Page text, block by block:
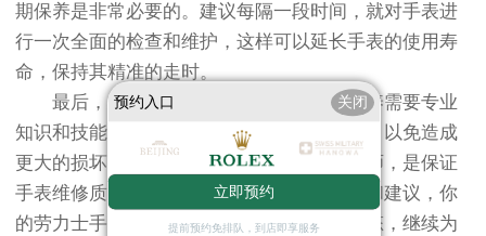
期保养是非常必要的。建议每隔一段时间，就对手表进
行一次全面的检查和维护，这样可以延长手表的使用寿
命，保持其精准的走时。
最后，值得一提的是，手表的维修和保养需要专业
知识和技能，不建议自行拆卸手表进行维修，以免造成
更大的损坏。选择正规的维修点和专业的技师，是保证
手表维修质量的关键。通过上述的维修步骤和建议，你
的劳力士手表应该能够恢复到正常的走时状态，继续为
预约入口 关闭
立即预约
提前预约免排队，到店即享服务